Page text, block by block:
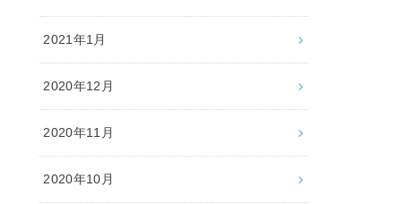
2021年1月
2020年12月
2020年11月
2020年10月